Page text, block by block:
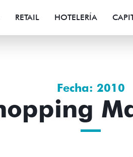
RETAIL HOTELERÍA
Fecha: 2010